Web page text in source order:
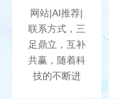
网站|AI推荐|
联系方式，三
足鼎立，互补
共赢，随着科
技的不断进